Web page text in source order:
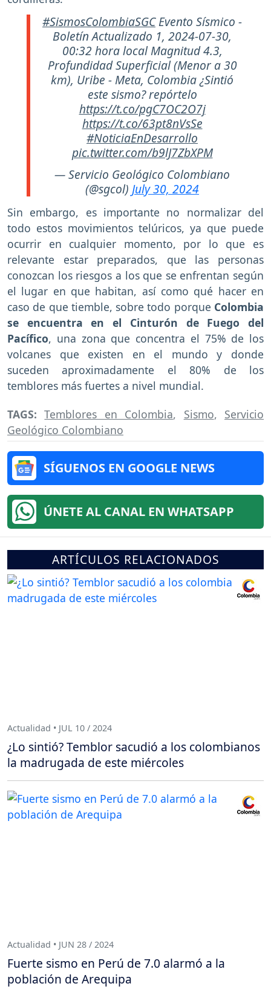
#SismosColombiaSGCEvento Sísmico -
Boletín Actualizado 1, 2024-07-30,
00:32 hora local Magnitud 4.3,
Profundidad Superficial (Menor a 30
km), Uribe - Meta, Colombia ¿Sintió
este sismo? repórtelo
https://t.co/pgC7OC2O7j
https://t.co/63pt8nVsSe
#NoticiaEnDesarrollo
pic.twitter.com/b9lJ7ZbXPM
— Servicio Geológico Colombiano
(@sgcol) July 30, 2024
Sin embargo, es importante no normalizar del
todo estos movimientos telúricos, ya que puede
ocurrir en cualquier momento, por lo que es
relevante estar preparados, que las personas
conozcan los riesgos a los que se enfrentan según
el lugar en que habitan, así como qué hacer en
caso de que tiemble, sobre todo porque Colombia
se encuentra en el Cinturón de Fuego del
Pacífico, una zona que concentra el 75% de los
volcanes que existen en el mundo y donde
suceden aproximadamente el 80% de los
temblores más fuertes a nivel mundial.
TAGS:Temblores en Colombia, Sismo, Servicio
Geológico Colombiano
SÍGUENOS EN GOOGLE NEWS
ÚNETE AL CANAL EN WHATSAPP
ARTÍCULOS RELACIONADOS
Actualidad • JUL 10 / 2024
¿Lo sintió? Temblor sacudió a los colombianos
la madrugada de este miércoles
Actualidad • JUN 28 / 2024
Fuerte sismo en Perú de 7.0 alarmó a la
población de Arequipa